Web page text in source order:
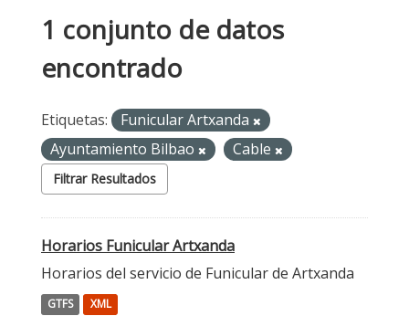
1 conjunto de datos
encontrado
Etiquetas:
Funicular Artxanda
Ayuntamiento Bilbao
Cable
Filtrar Resultados
Horarios Funicular Artxanda
Horarios del servicio de Funicular de Artxanda
GTFS XML